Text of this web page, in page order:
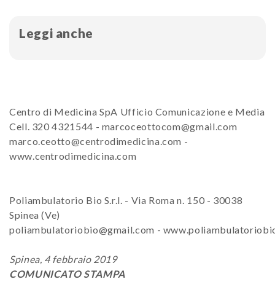
Leggi anche
Centro di Medicina SpA Ufficio Comunicazione e Media
Cell. 320 4321544 - marcoceottocom@gmail.com
marco.ceotto@centrodimedicina.com -
www.centrodimedicina.com
Poliambulatorio Bio S.r.l. - Via Roma n. 150 - 30038
Spinea (Ve)
poliambulatoriobio@gmail.com -
Spinea, 4 febbraio 2019
COMUNICATO STAMPA